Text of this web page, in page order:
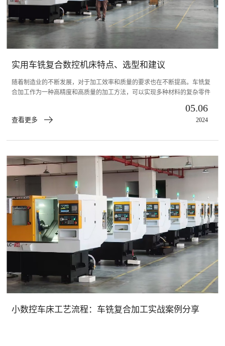
实用车铣复合数控机床特点、选型和建议
随着制造业的不断发展，对于加工效率和质量的要求也在不断提高。车铣复
合加工作为一种高精度和高质量的加工方法，可以实现多种材料的复杂零件
领域。逐渐成为了制造业的热门技术。本文数控车床厂家将介绍实用车铣复
合数控机床选型和建议：
查看更多
05.06
2024
小数控车床工艺流程：车铣复合加工实战案例分享